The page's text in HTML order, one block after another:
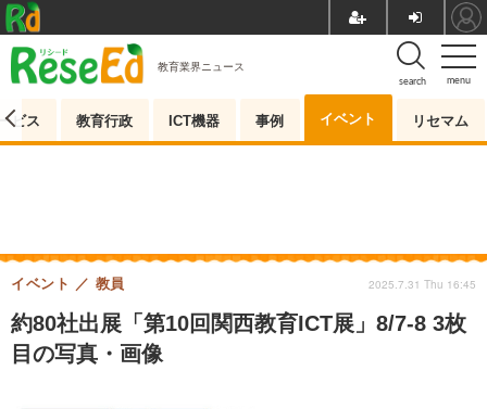
menu
search
教育業界ニュース
ビス 教育行政 ICT機器 事例 イベント リセマム
約80社出展「第10回関西教育ICT展」8/7-8 3枚
目の写真・画像
イベント 教員 2025.7.31 Thu 16:45